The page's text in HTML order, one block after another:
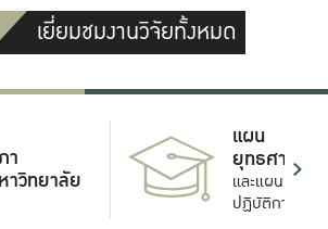
เยี่ยมชมงานวิจัยทั้งหมด
า
าวิทยาลัย
แผน
ยุทธศาสตร์
และแผน
ปฏิบัติการ